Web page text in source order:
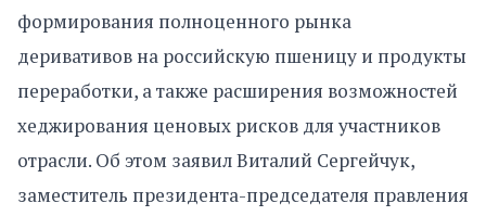
формирования полноценного рынка
деривативов на российскую пшеницу и продукты
переработки, а также расширения возможностей
хеджирования ценовых рисков для участников
отрасли. Об этом заявил Виталий Сергейчук,
заместитель президента-председателя правления